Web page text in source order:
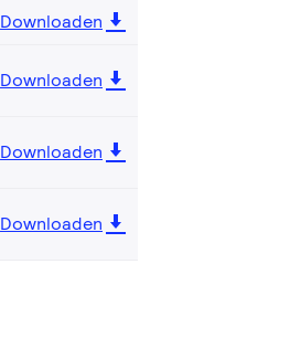
Downloaden
Downloaden
Downloaden
Downloaden